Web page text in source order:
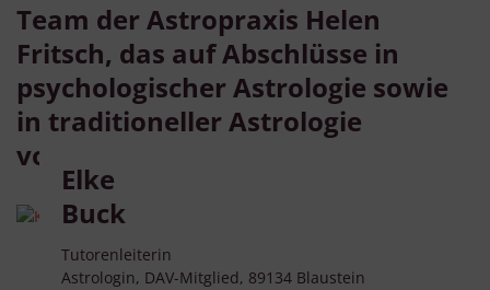
Team der Astropraxis Helen
Fritsch, das auf Abschlüsse in
psychologischer Astrologie sowie
in traditioneller Astrologie
vorbereitet:
Elke
Buck
Tutorenleiterin
Astrologin, DAV-Mitglied, 89134 Blaustein